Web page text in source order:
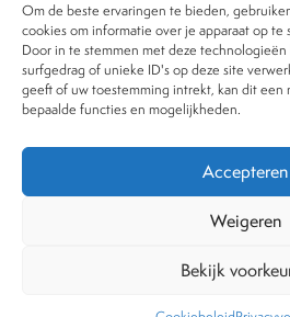
Om de beste ervaringen te bieden,
cookies om informatie over je apparaat op te
Door in te stemmen met deze
surfgedrag of unieke ID's op deze site
geeft of uw toestemming intrekt, kan dit
bepaalde functies en mogelijkheden.
Accepteren
Weigeren
Bekijk
Over VtdK
Contact
Nieuws
Behandelwijzen
Dossiers
Tijdschrift
Copyright © 2001-2026 Vereniging